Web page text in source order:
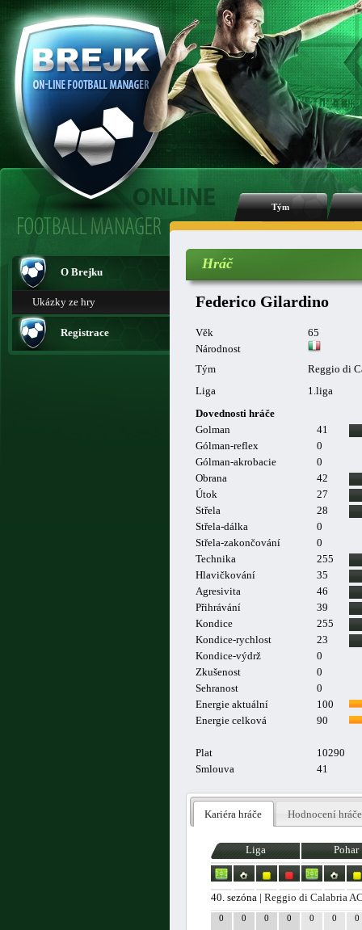
Tým
O Brejku
Ukázky ze hry
Registrace
Hráč
Federico Gilardino
Věk
65
Národnost
Tým
Reggio di
Liga
1.liga
Dovednosti hráče
Golman
41
Gólman-reflex
0
Gólman-akrobacie
0
Obrana
42
Útok
27
Střela
28
Střela-dálka
0
Střela-zakončování
0
Technika
255
Hlavičkování
35
Agresivita
46
Přihrávání
39
Kondice
255
Kondice-rychlost
23
Kondice-výdrž
0
Zkušenost
0
Sehranost
0
Energie aktuální
100
Energie celková
90
Plat
10290
Smlouva
41
Kariéra hráče Hodnocení hráče
Liga Pohar
40. sezóna |Reggio di Calabria
0 0 0 0 0 0 0